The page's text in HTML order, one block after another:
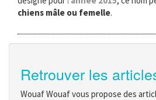
chiens mâle ou femelle.
Retrouver les
Wouaf Wouaf vous propose des